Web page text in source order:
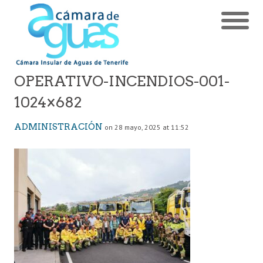
OPERATIVO-INCENDIOS-001-
1024×682
ADMINISTRACIÓN on 28 mayo, 2025 at 11:52